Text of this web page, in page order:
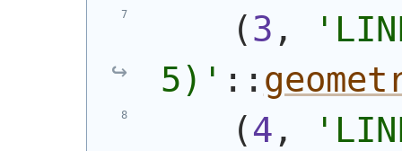
(3 , '
5) ' ::
(4 , '